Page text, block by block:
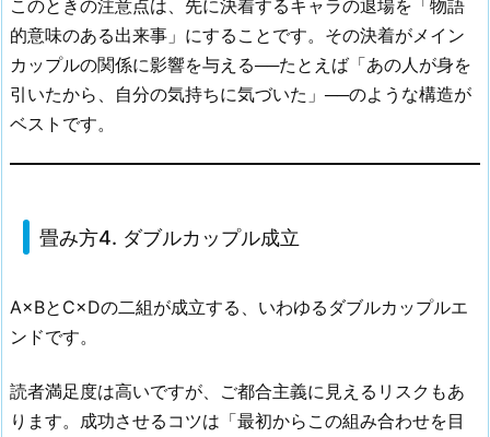
このときの注意点は、先に決着するキャラの退場を「物語
的意味のある出来事」にすることです。その決着がメイン
カップルの関係に影響を与える──たとえば「あの人が身を
引いたから、自分の気持ちに気づいた」──のような構造が
ベストです。
畳み方4. ダブルカップル成立
A×BとC×Dの二組が成立する、いわゆるダブルカップルエ
ンドです。
読者満足度は高いですが、ご都合主義に見えるリスクもあ
ります。成功させるコツは「最初からこの組み合わせを目